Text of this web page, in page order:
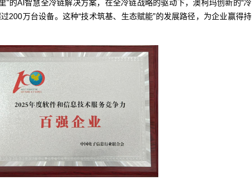
”的AI智慧全冷链解决方案，在全冷链战略的驱动下，澳柯玛创新的“冷
200万台设备。这种“技术筑基、生态赋能”的发展路径，为企业赢得持